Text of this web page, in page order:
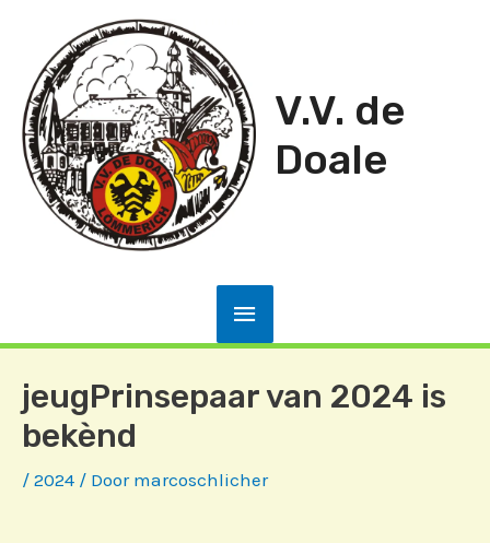
inhoud
V.V. de
Doale
Hoofdmenu
jeugPrinsepaar van 2024 is
bekènd
/ 2024 / Door marcoschlicher